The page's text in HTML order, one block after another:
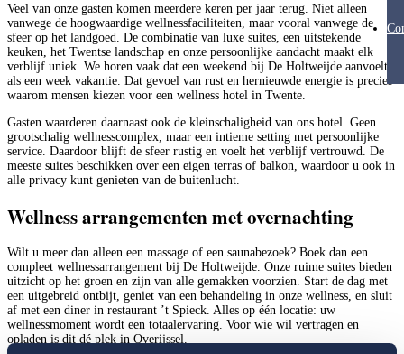
Veel van onze gasten komen meerdere keren per jaar terug. Niet alleen
vanwege de hoogwaardige wellnessfaciliteiten, maar vooral vanwege de
sfeer op het landgoed. De combinatie van luxe suites, een uitstekende
keuken, het Twentse landschap en onze persoonlijke aandacht maakt elk
verblijf uniek. We horen vaak dat een weekend bij De Holtweijde aanvoelt
als een week vakantie. Dat gevoel van rust en hernieuwde energie is precies
waarom mensen kiezen voor een wellness hotel in Twente.
Gasten waarderen daarnaast ook de kleinschaligheid van ons hotel. Geen
grootschalig wellnesscomplex, maar een intieme setting met persoonlijke
service. Daardoor blijft de sfeer rustig en voelt het verblijf vertrouwd. De
meeste suites beschikken over een eigen terras of balkon, waardoor u ook in
alle privacy kunt genieten van de buitenlucht.
Wellness arrangementen met overnachting
Wilt u meer dan alleen een massage of een saunabezoek? Boek dan een
compleet wellnessarrangement bij De Holtweijde. Onze ruime suites bieden
uitzicht op het groen en zijn van alle gemakken voorzien. Start de dag met
een uitgebreid ontbijt, geniet van een behandeling in onze wellness, en sluit
af met een diner in restaurant ’t Spieck. Alles op één locatie: uw
wellnessmoment wordt een totaalervaring. Voor wie wil vertragen en
opladen is dit dé plek in Overijssel.